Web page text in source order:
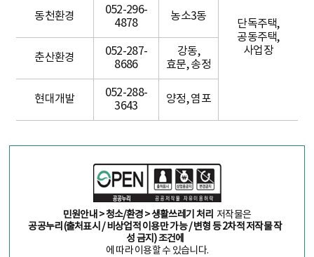
단독주택,
공동주택,
사업장
동천환경
052-296-
4878
농소3동
춘산환경
052-287-
8686
강동,
효문, 송정
현대개발
052-288-
3643
양정, 염포
민원안내 > 청소/환경 > 생활쓰레기 처리 저작물은
공공누리(출처표시 / 비상업적 이용만 가능 / 변형 등 2차적 저작물 작
성 금지) 조건에
에 따라 이용할 수 있습니다.